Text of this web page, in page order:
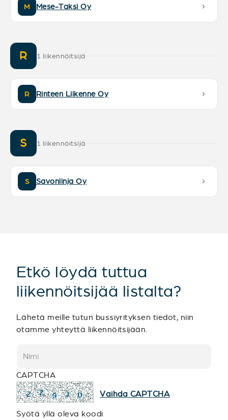
M Mese-Taksi Oy
R 1 liikennöitsijä
R Rinteen Liikenne Oy
S 1 liikennöitsijä
S Savonlinja Oy
Etkö löydä tuttua
liikennöitsijää listalta?
Lähetä meille tutun bussiyrityksen tiedot, niin
otamme yhteyttä liikennöitsijään.
CAPTCHA
Vaihda CAPTCHA
Syötä yllä oleva koodi